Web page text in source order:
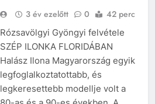
3 év ezelőtt 0 42 perc
Rózsavölgyi Gyöngyi felvétele
SZÉP ILONKA FLORIDÁBAN
Halász Ilona Magyarország egyik
legfoglalkoztatottabb, és
legkeresettebb modellje volt a